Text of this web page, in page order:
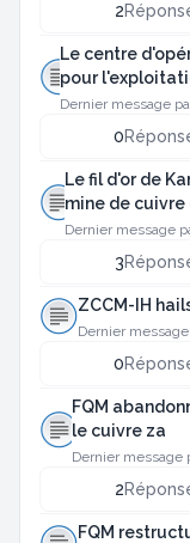
2
Le centre
pour
Dernier message
0
Le fil d'or de
mine de
Dernier message
3
ZCCM-IH
Dernier
0
FQM
le cuivre za
Dernier message
2
FQM